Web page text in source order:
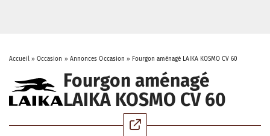
Accueil» Occasion » Annonces Occasion » Fourgon aménagé LAIKA KOSMO CV 60
Fourgon aménagé
LAIKA KOSMO CV 60